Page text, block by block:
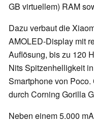
GB virtuellem) RAM
Dazu verbaut die
AMOLED-Display mit
Auflösung, bis zu 120
Nits Spitzenhelligkeit
Smartphone von
durch Corning Gorilla
Neben einem 5.000